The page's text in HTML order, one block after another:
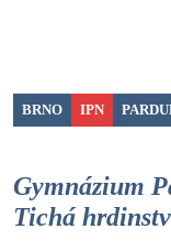
BRNO IPN
Gymnázium
Tichá